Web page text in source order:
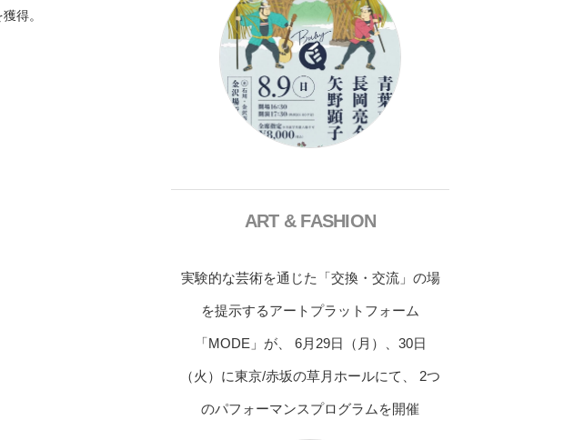
得。
ART & FASHION
実験的な芸術を通じた「交換・交流」の場
を提示するアートプラットフォーム
「MODE」が、 6月29日（月）、30日
（火）に東京/赤坂の草月ホールにて、 2つ
のパフォーマンスプログラムを開催